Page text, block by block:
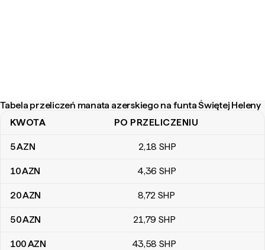
Tabela przeliczeń manata azerskiego na funta Świętej Heleny
Tabela przeliczeń manata azerskiego na funta Świętej Heleny
KWOTA PO PRZELICZENIU
5AZN 2,18 SHP
10AZN 4,36 SHP
20AZN 8,72 SHP
50AZN 21,79 SHP
100AZN 43,58 SHP